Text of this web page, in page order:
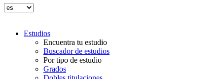
Estudios
Encuentra tu estudio
Buscador de estudios
Por tipo de estudio
Grados